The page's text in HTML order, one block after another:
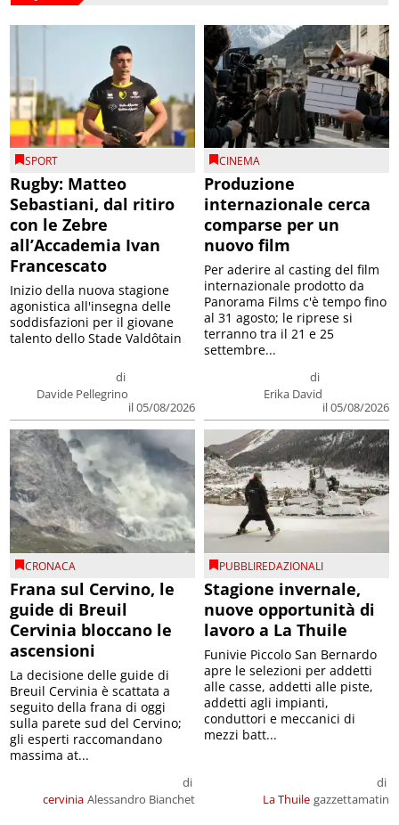
SPORT
Rugby: Matteo
Sebastiani, dal ritiro
con le Zebre
all’Accademia Ivan
Francescato
di
Davide Pellegrino
il 05/08/2026
Inizio della nuova stagione
agonistica all'insegna delle
soddisfazioni per il giovane
talento dello Stade Valdôtain
CINEMA
Produzione
internazionale cerca
comparse per un
nuovo film
di
Erika David
il 05/08/2026
Per aderire al casting del film
internazionale prodotto da
Panorama Films c'è tempo fino
al 31 agosto; le riprese si
terranno tra il 21 e 25
settembre...
CRONACA
Frana sul Cervino, le
guide di Breuil
Cervinia bloccano le
ascensioni
cervinia
di
Alessandro Bianchet
La decisione delle guide di
Breuil Cervinia è scattata a
seguito della frana di oggi
sulla parete sud del Cervino;
gli esperti raccomandano
massima at...
PUBBLIREDAZIONALI
Stagione invernale,
nuove opportunità di
lavoro a La Thuile
La Thuile
di
gazzettamatin
Funivie Piccolo San Bernardo
apre le selezioni per addetti
alle casse, addetti alle piste,
addetti agli impianti,
conduttori e meccanici di
mezzi batt...